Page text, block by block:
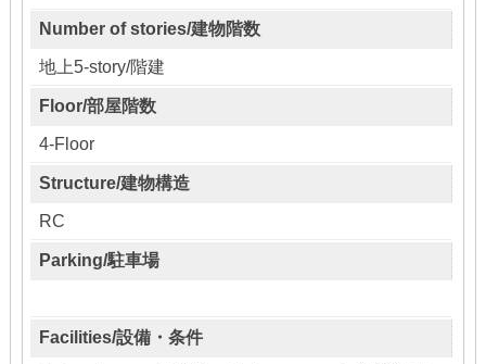
Number of stories/建物階数
地上5-story/階建
Floor/部屋階数
4-Floor
Structure/建物構造
RC
Parking/駐車場
Facilities/設備・条件